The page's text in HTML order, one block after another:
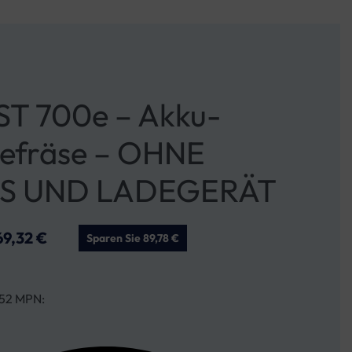
700e – Akku-
– OHNE
UND LADEGERÄT
€ Sparen Sie 89,78 €
MPN: